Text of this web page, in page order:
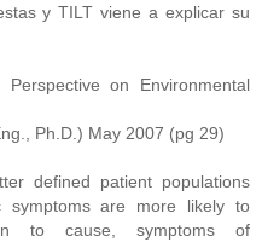
y TILT viene a explicar su
on Environmental
Ph.D.) May 2007 (pg 29)
defined patient populations
symptoms are more likely to
to cause, symptoms of